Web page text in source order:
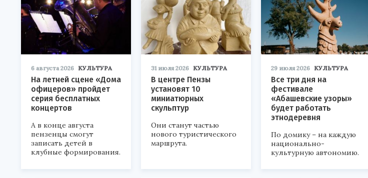
6 августа 2026 КУЛЬТУРА
На летней сцене «Дома
офицеров» пройдет
серия бесплатных
концертов
А в конце августа
пензенцы смогут
записать детей в
клубные формирования.
31 июля 2026 КУЛЬТУРА
В центре Пензы
установят 10
миниатюрных
скульптур
Они станут частью
нового туристического
маршрута.
29 июля 2026 КУЛЬТУРА
Все три дня на
фестивале
«Абашевские узоры»
будет работать
этнодеревня
По домику – на каждую
национально-
культурную автономию.